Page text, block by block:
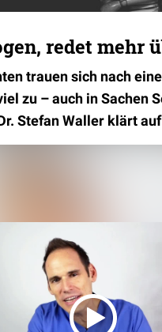
redet mehr
trauen sich nach
zu – auch in Sachen
Stefan Waller klärt